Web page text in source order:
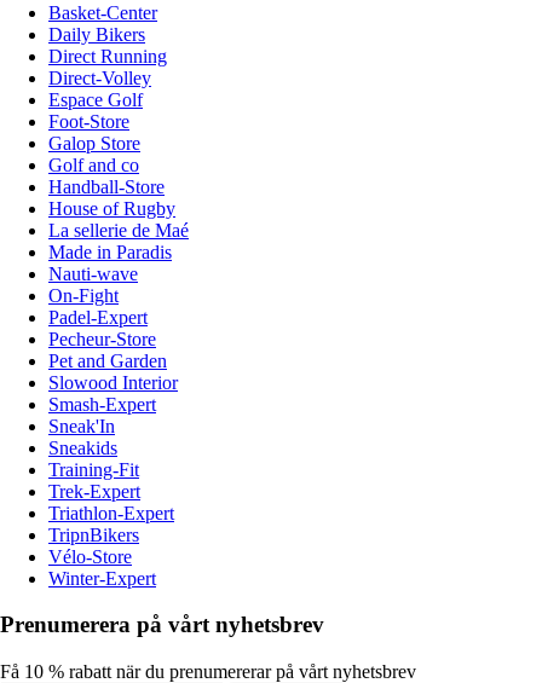
Basket-Center
Daily Bikers
Direct Running
Direct-Volley
Espace Golf
Foot-Store
Galop Store
Golf and co
Handball-Store
House of Rugby
La sellerie de Maé
Made in Paradis
Nauti-wave
On-Fight
Padel-Expert
Pecheur-Store
Pet and Garden
Slowood Interior
Smash-Expert
Sneak'In
Sneakids
Training-Fit
Trek-Expert
Triathlon-Expert
TripnBikers
Vélo-Store
Winter-Expert
Prenumerera på vårt nyhetsbrev
Få 10 % rabatt när du prenumererar på vårt nyhetsbrev